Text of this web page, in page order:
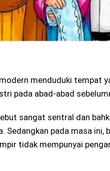
menduduki tempat
pada abad-abad
sangat sentral dan
Sedangkan pada masa ini,
tidak mempunyai